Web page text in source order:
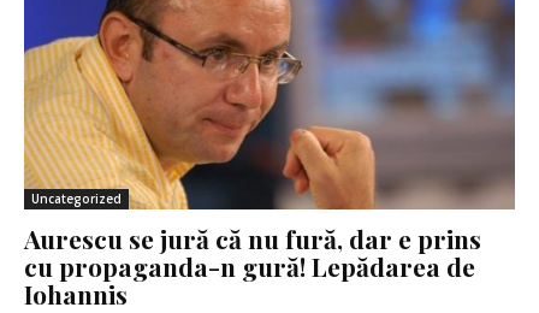
Uncategorized
Aurescu se jură că nu fură, dar e prins
cu propaganda-n gură! Lepădarea de
Iohannis